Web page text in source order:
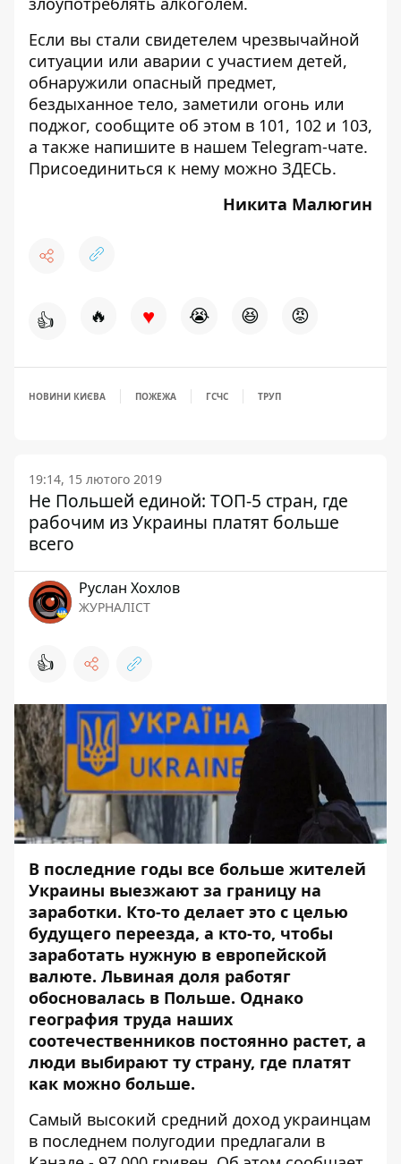
Если вы стали свидетелем чрезвычайной
ситуации или аварии с участием детей,
обнаружили опасный предмет,
бездыханное тело, заметили огонь или
поджог, сообщите об этом в 101, 102 и 103,
а также напишите в нашем Telegram-чате.
Присоединиться к нему можно ЗДЕСЬ.
Никита Малюгин
👍 🔥 ♥ 😭 😆 😡
НОВИНИ КИЄВА ПОЖЕЖА ГСЧС ТРУП
19:14, 15 лютого 2019
Не Польшей единой: ТОП-5 стран, где
рабочим из Украины платят больше
всего
Руслан Хохлов
ЖУРНАЛІСТ
👍
В последние годы все больше жителей
Украины выезжают за границу на
заработки. Кто-то делает это с целью
будущего переезда, а кто-то, чтобы
заработать нужную в европейской
валюте. Львиная доля работяг
обосновалась в Польше. Однако
география труда наших
соотечественников постоянно растет, а
люди выбирают ту страну, где платят
как можно больше.
Самый высокий средний доход украинцам
в последнем полугодии предлагали в